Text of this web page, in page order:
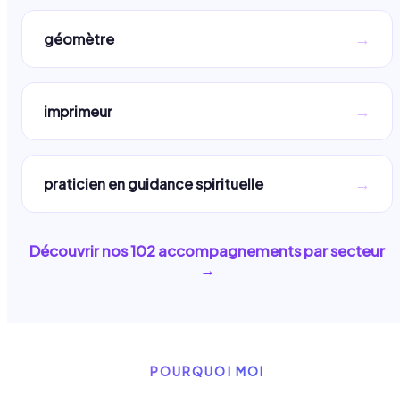
géomètre →
imprimeur →
praticien en guidance spirituelle →
Découvrir nos102accompagnements par secteur
→
POURQUOI MOI